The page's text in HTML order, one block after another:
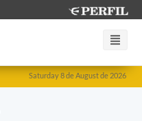
Saturday 8 de August de 2026